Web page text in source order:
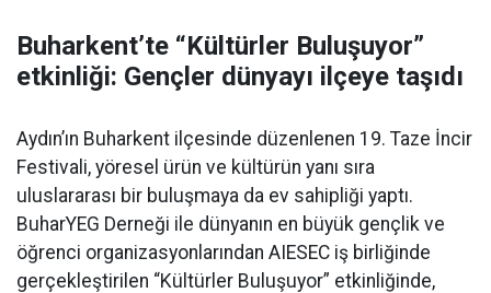
Buharkent’te “Kültürler Buluşuyor”
etkinliği: Gençler dünyayı ilçeye taşıdı
Aydın’ın Buharkent ilçesinde düzenlenen 19. Taze İncir
Festivali, yöresel ürün ve kültürün yanı sıra
uluslararası bir buluşmaya da ev sahipliği yaptı.
BuharYEG Derneği ile dünyanın en büyük gençlik ve
öğrenci organizasyonlarından AIESEC iş birliğinde
gerçekleştirilen “Kültürler Buluşuyor” etkinliğinde,